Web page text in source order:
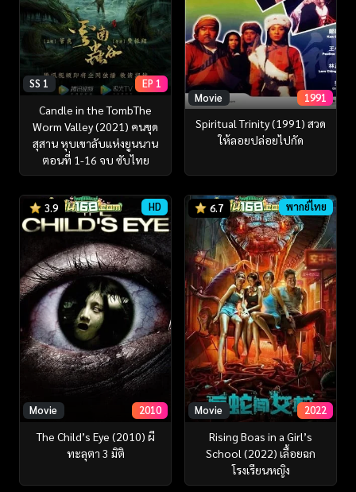
SS 1 EP 1
Candle in the TombThe
Worm Valley (2021) คนขุด
สุสาน หุบเขาลับแห่งยูนนาน
ตอนที่ 1-16 จบ ซับไทย
Movie 1991
Spiritual Trinity (1991) สวด
ให้ลอยปล่อยไปกัด
3.9 HD
Movie 2010
The Child’s Eye (2010) ผี
ทะลุตา 3 มิติ
6.7 พากย์ไทย
Movie 2022
Rising Boas in a Girl’s
School (2022) เลื้อยฉก
โรงเรียนหญิง